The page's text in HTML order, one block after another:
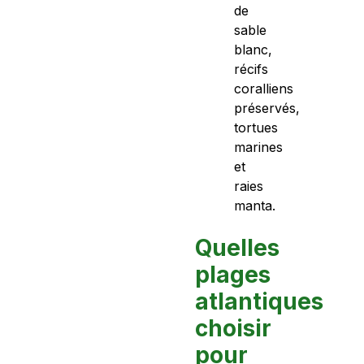
de
sable
blanc,
récifs
coralliens
préservés,
tortues
marines
et
raies
manta.
Quelles
plages
atlantiques
choisir
pour